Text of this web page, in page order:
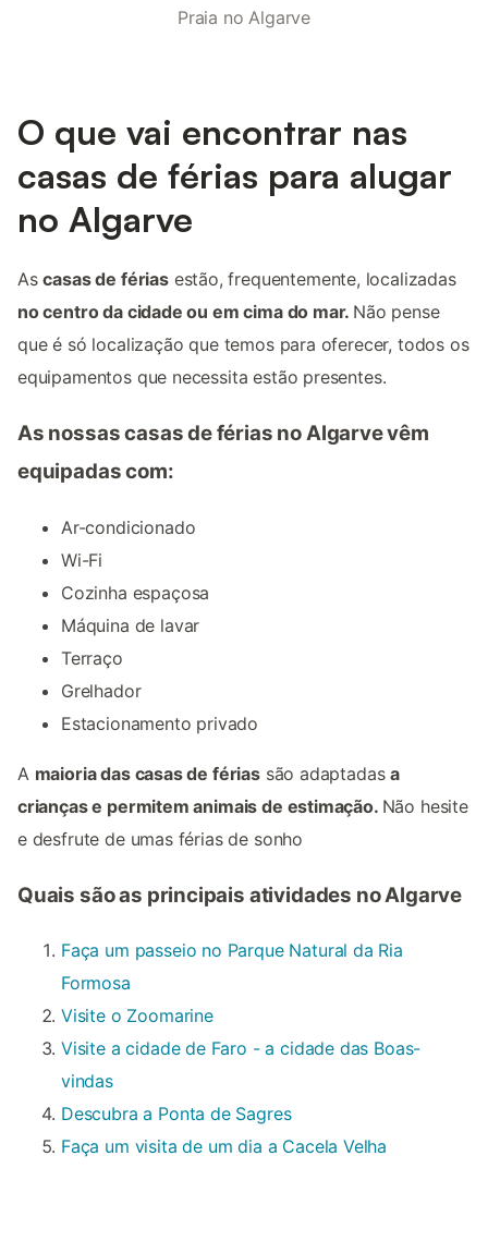
Praia no Algarve
O que vai encontrar nas
casas de férias para alugar
no Algarve
Ascasas de fériasestão, frequentemente, localizadas
no centro da cidade ou em cima do mar. Não pense
que é só localização que temos para oferecer, todos os
equipamentos que necessita estão presentes.
As nossas casas de férias no Algarve vêm
equipadas com:
Ar-condicionado
Wi-Fi
Cozinha espaçosa
Máquina de lavar
Terraço
Grelhador
Estacionamento privado
A maioria das casas de fériassão adaptadasa
crianças e permitem animais de estimação. Não hesite
e desfrute de umas férias de sonho
Quais são as principais atividades no Algarve
Faça um passeio no Parque Natural da Ria
Formosa
Visite o Zoomarine
Visite a cidade de Faro - a cidade das Boas-
vindas
Descubra a Ponta de Sagres
Faça um visita de um dia a Cacela Velha